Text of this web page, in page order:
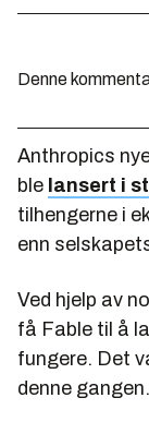
Denne
Anthropics
ble lansert i
tilhengerne i
enn
Ved hjelp av
få Fable til å
fungere. Det
denne